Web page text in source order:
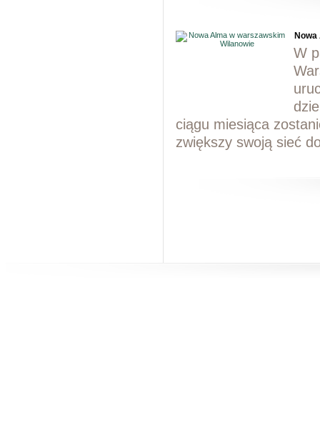
W
ciągu miesiąca
zwiększy swoją sieć